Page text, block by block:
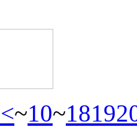
<~10~1819